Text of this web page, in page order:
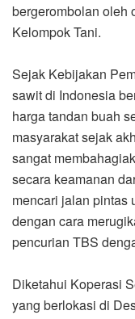
bergerombolan oleh
Kelompok Tani.
Sejak Kebijakan
sawit di Indonesia
harga tandan buah
masyarakat sejak
sangat
secara keamanan
mencari jalan pintas
dengan cara
pencurian TBS
Diketahui Koperasi
yang berlokasi di